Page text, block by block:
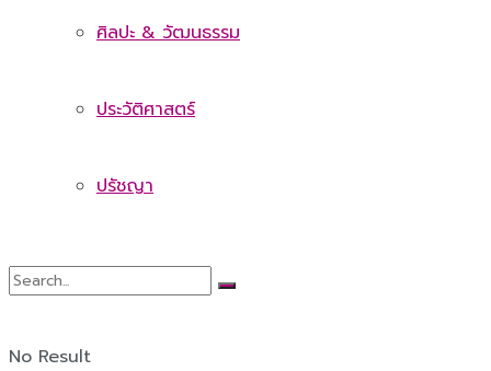
ศิลปะ & วัฒนธรรม
ประวัติศาสตร์
ปรัชญา
No Result